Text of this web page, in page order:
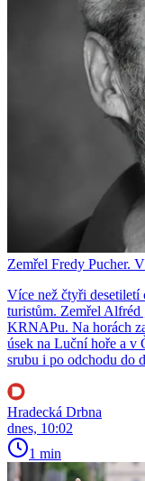
Zemřel Fredy Pucher.
Více než čtyři desetiletí
turistům. Zemřel Alfréd
KRNAPu. Na horách
úsek na Luční hoře a v
srubu i po odchodu do
Hradecká Drbna
dnes, 10:02
1 min